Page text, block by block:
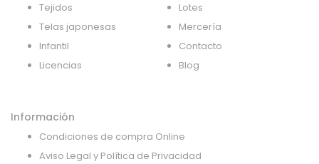
Tejidos
Telas japonesas
Infantil
Licencias
Lotes
Mercería
Contacto
Blog
Información
Condiciones de compra Online
Aviso Legal y Política de Privacidad